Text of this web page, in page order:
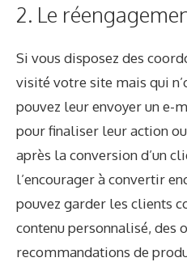
2. Le
Si vous disposez des
visité votre site mais qui
pouvez leur envoyer un e-
pour finaliser leur action
après la conversion d’un
l’encourager à convertir
pouvez garder les clients
contenu personnalisé, des
recommandations de